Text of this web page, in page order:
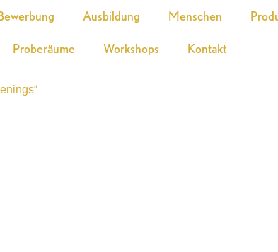
Ausbildung Menschen
Proberäume Workshops Kontakt